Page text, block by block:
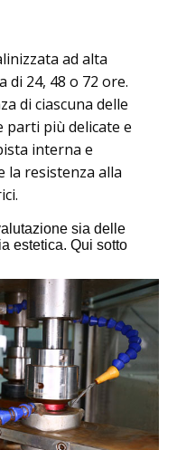
ad alta
di 24, 48 o 72 ore.
di ciascuna delle
parti più delicate e
interna e
la resistenza alla
sia delle
estetica. Qui sotto